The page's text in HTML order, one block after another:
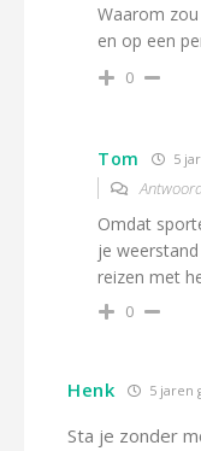
Waarom
en op een
0
Tom 5
Omdat
je
reizen met
0
Henk 5 jaren
Sta je zonder